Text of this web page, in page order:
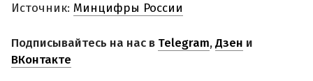
Источник: Минцифры России
Подписывайтесь на нас в Telegram,Дзен и
ВКонтакте